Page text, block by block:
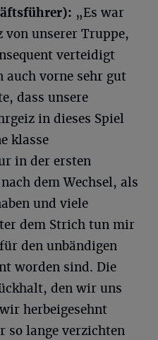
„Es war
von unserer Truppe,
verteidigt
auch vorne sehr gut
dass unsere
in dieses Spiel
klasse
in der ersten
dem Wechsel, als
und viele
dem Strich tun mir
den unbändigen
worden sind. Die
den wir uns
herbeigesehnt
so lange verzichten